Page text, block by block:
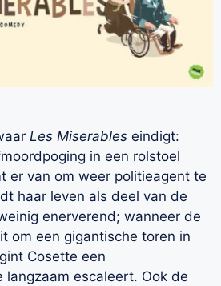
Les Miserables eindigt:
in een rolstoel
er van om weer politieagent te
haar leven als deel van de
enerverend; wanneer de
om een gigantische toren in
Cosette een
escaleert. Ook de